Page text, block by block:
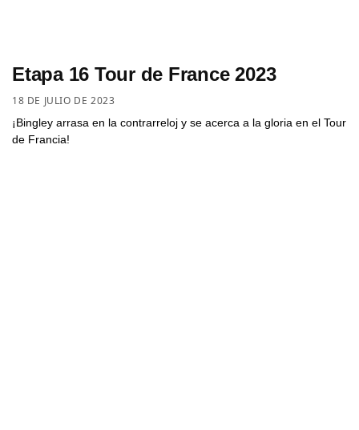
Etapa 16 Tour de France 2023
18 DE JULIO DE 2023
¡Bingley arrasa en la contrarreloj y se acerca a la gloria en el Tour
de Francia!